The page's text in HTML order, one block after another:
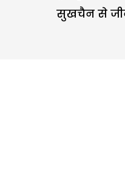
सुखचैन से